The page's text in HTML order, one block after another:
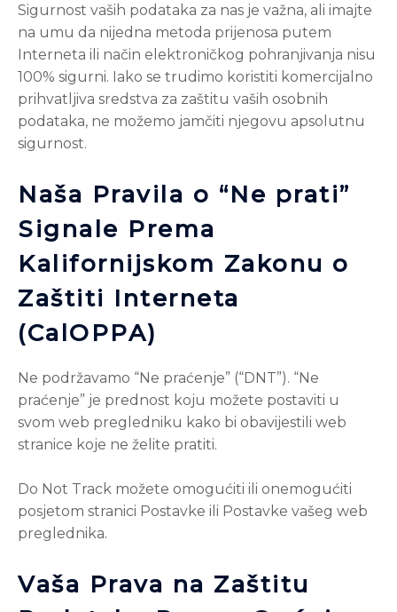
Sigurnost vaših podataka za nas je važna, ali imajte
na umu da nijedna metoda prijenosa putem
Interneta ili način elektroničkog pohranjivanja nisu
100% sigurni. Iako se trudimo koristiti komercijalno
prihvatljiva sredstva za zaštitu vaših osobnih
podataka, ne možemo jamčiti njegovu apsolutnu
sigurnost.
Naša Pravila o “Ne prati”
Signale Prema
Kalifornijskom Zakonu o
Zaštiti Interneta
(CalOPPA)
Ne podržavamo “Ne praćenje” (“DNT”). “Ne
praćenje” je prednost koju možete postaviti u
svom web pregledniku kako bi obavijestili web
stranice koje ne želite pratiti.
Do Not Track možete omogućiti ili onemogućiti
posjetom stranici Postavke ili Postavke vašeg web
preglednika.
Vaša Prava na Zaštitu